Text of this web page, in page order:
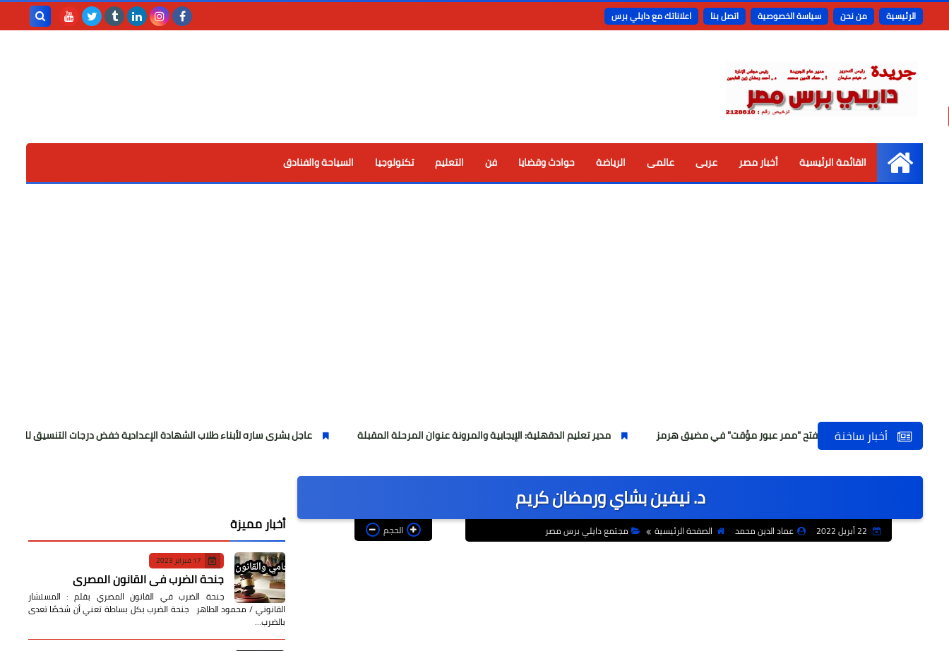
الرئيسية من نحن سياسة الخصوصية اتصل بنا اعلاناتك مع دايلي برس
الرئيسية
القائمة الرئيسية أخبار مصر عربى عالمى الرياضة حوادث وقضايا فن التعليم تكنولوجيا السياحة والفنادق
أخبار ساخنة
مرتقب حول فتح "ممر عبور مؤقت" في مضيق هرمز مدير تعليم الدقهلية: الإيجابية والمرونة عنوان المرحلة المقبلة عاجل بشرى ساره لأبناء طلاب الشهادة الإعدادية خفض درجات التنسيق للقبول بالثانوي العام
د. نيفين بشاي ورمضان كريم
عماد الدين محمد الصفحة الرئيسية مجتمع دايلي برس مصر الحجم أخبار مميزة
17 فبراير 2023
جنحة الضرب في القانون المصري
جنحة الضرب في القانون المصري بقلم : المستشار
القانوني / محمود الطاهر جنحة الضرب بكل بساطة تعني أن شخصًا تعدى
بالضرب…